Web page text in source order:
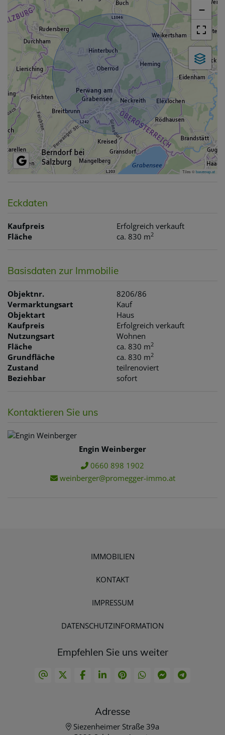
−
Tiles ©basemap.at
Eckdaten
Kaufpreis
Erfolgreich verkauft
Fläche
ca. 830 m2
Basisdaten zur Immobilie
Objektnr.
8206/86
Vermarktungsart
Kauf
Objektart
Haus
Kaufpreis
Erfolgreich verkauft
Nutzungsart
Wohnen
Fläche
ca. 830 m2
Grundfläche ca. 830 m2
Zustand
teilrenoviert
Beziehbar
sofort
Kontaktieren Sie uns
Engin Weinberger
0660 898 1902
weinberger@promegger-immo.at
IMMOBILIEN
KONTAKT
IMPRESSUM
DATENSCHUTZINFORMATION
Empfehlen Sie uns weiter
Adresse
Siezenheimer Straße 39a